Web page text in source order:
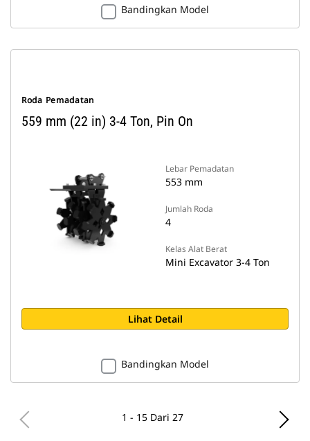
Bandingkan Model
Roda Pemadatan
559 mm (22 in) 3-4 Ton, Pin On
Lebar Pemadatan
553 mm
Jumlah Roda
4
Kelas Alat Berat
Mini Excavator 3-4 Ton
Lihat Detail
Bandingkan Model
1 - 15 Dari 27